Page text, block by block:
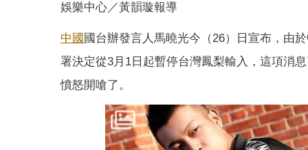
娛樂中心／黃韻璇報導
中國 國台辦發言人馬曉光今（26）日宣布，由
署決定從3月1日起暫停台灣鳳梨輸入，這項消
憤怒開嗆了。